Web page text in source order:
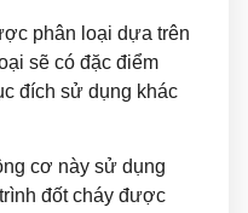
phân loại dựa trên
sẽ có đặc điểm
đích sử dụng khác
cơ này sử dụng
đốt cháy được